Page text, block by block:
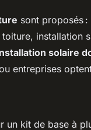
sont proposés
installation
solaire
entreprises
un kit de base à